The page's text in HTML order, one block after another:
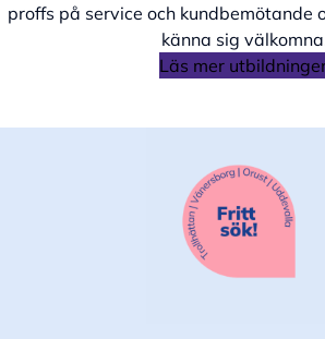
proffs på service och kundbemötande
känna sig
Läs mer